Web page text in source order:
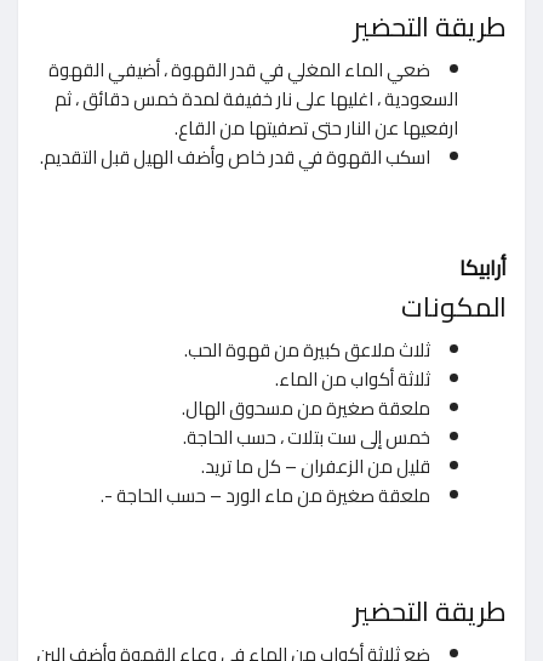
طريقة التحضير
ضعي الماء المغلي في قدر القهوة ، أضيفي القهوة
السعودية ، اغليها على نار خفيفة لمدة خمس دقائق ، ثم
ارفعيها عن النار حتى تصفيتها من القاع.
اسكب القهوة في قدر خاص وأضف الهيل قبل التقديم.
أرابيكا
المكونات
ثلاث ملاعق كبيرة من قهوة الحب.
ثلاثة أكواب من الماء.
ملعقة صغيرة من مسحوق الهال.
خمس إلى ست بتلات ، حسب الحاجة.
قليل من الزعفران – كل ما تريد.
ملعقة صغيرة من ماء الورد – حسب الحاجة -.
طريقة التحضير